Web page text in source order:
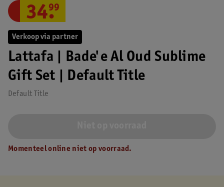
Verkoop via partner
Lattafa | Bade'e Al Oud Sublime
Gift Set | Default Title
Default Title
34.
99
Momenteel online niet op voorraad.